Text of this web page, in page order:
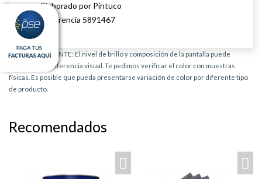
Elaborado por Pintuco
Referencia 5891467
AVISO IMPORTANTE: El nivel de brillo y composición de la pantalla puede
provocar una diferencia visual. Te pedimos verificar el color con muestras
físicas. Es posible que pueda presentarse variación de color por diferente tipo
de producto.
Recomendados